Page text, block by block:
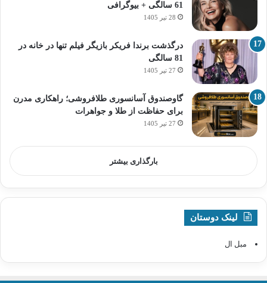
61 سالگی + بیوگرافی
28 تیر 1405
درگذشت برندا فریکر بازیگر فیلم تنها در خانه در
81 سالگی
27 تیر 1405
گاوصندوق آسانسوری طلافروشی؛ راهکاری مدرن
برای حفاظت از طلا و جواهرات
27 تیر 1405
بارگذاری بیشتر
لینک دوستان
مبل ال